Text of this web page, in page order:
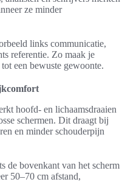
ze minder
links communicatie,
referentie. Zo maak je
een bewuste gewoonte.
hoofd- en lichaamsdraaien
schermen. Dit draagt bij
en minder schouderpijn
de bovenkant van het scherm
50–70 cm afstand,